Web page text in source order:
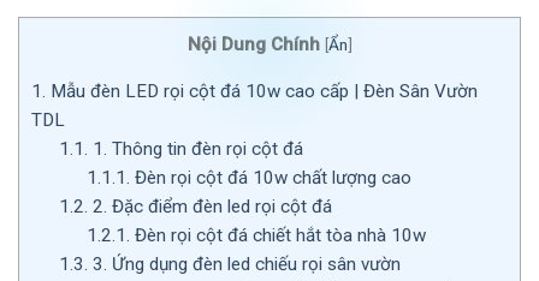
Nội Dung Chính [Ẩn]
1. Mẫu đèn LED rọi cột đá 10w cao cấp | Đèn Sân Vườn
TDL
1.1. 1. Thông tin đèn rọi cột đá
1.1.1. Đèn rọi cột đá 10w chất lượng cao
1.2. 2. Đặc điểm đèn led rọi cột đá
1.2.1. Đèn rọi cột đá chiết hắt tòa nhà 10w
1.3. 3. Ứng dụng đèn led chiếu rọi sân vườn